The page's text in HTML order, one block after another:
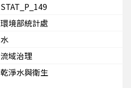
STAT_P_149
環境部統計處
水
流域治理
乾淨水與衛生